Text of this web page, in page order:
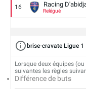
16 Racing
Relégué
brise-cravate Ligue 1
Lorsque deux équipes
suivantes les règles
Différence de buts